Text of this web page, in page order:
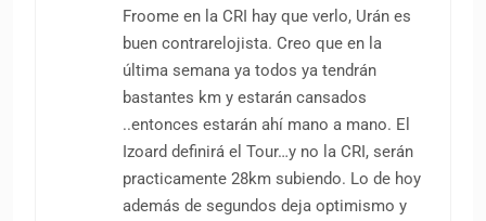
Froome en la CRI hay que verlo, Urán es
buen contrarelojista. Creo que en la
última semana ya todos ya tendrán
bastantes km y estarán cansados
..entonces estarán ahí mano a mano. El
Izoard definirá el Tour…y no la CRI, serán
practicamente 28km subiendo. Lo de hoy
además de segundos deja optimismo y